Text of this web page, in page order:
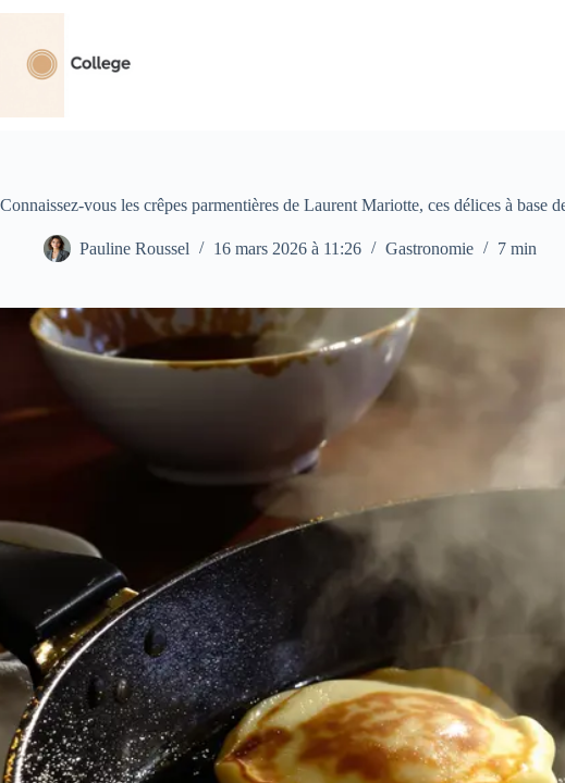
contenu
Connaissez-vous les crêpes parmentières de Laurent Mariotte, ces délices à base
Pauline Roussel 16 mars 2026 à 11:26 Gastronomie 7 min